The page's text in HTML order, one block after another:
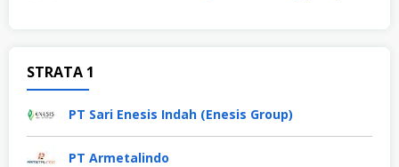
STRATA 1
PT Sari Enesis Indah (Enesis Group)
PT Armetalindo